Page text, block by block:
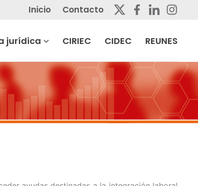
Inicio Contacto
jurídica CIRIEC CIDEC REUNES